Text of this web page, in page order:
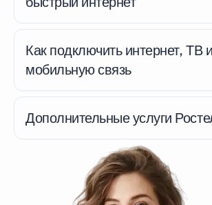
Как подключить интернет, ТВ и
мобильную связь
Дополнительные услуги